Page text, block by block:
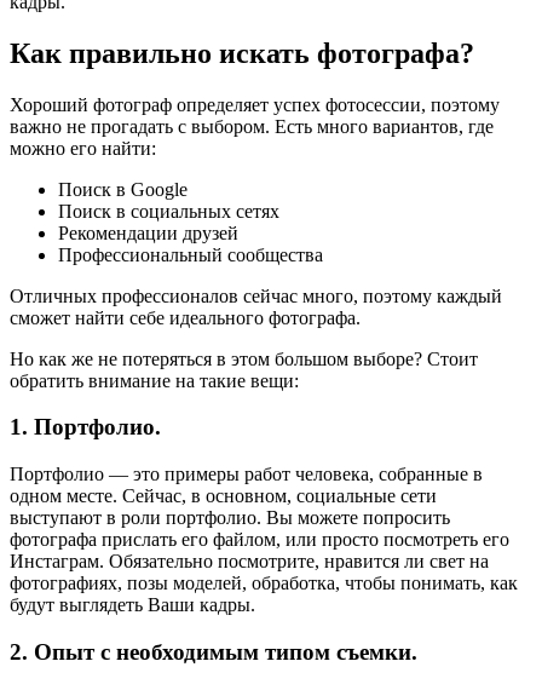
Как правильно искать фотографа?
Хороший фотограф определяет успех фотосессии, поэтому
важно не прогадать с выбором. Есть много вариантов, где
можно его найти:
Поиск в Google
Поиск в социальных сетях
Рекомендации друзей
Профессиональный сообщества
Отличных профессионалов сейчас много, поэтому каждый
сможет найти себе идеального фотографа.
Но как же не потеряться в этом большом выборе? Стоит
обратить внимание на такие вещи:
1. Портфолио.
Портфолио — это примеры работ человека, собранные в
одном месте. Сейчас, в основном, социальные сети
выступают в роли портфолио. Вы можете попросить
фотографа прислать его файлом, или просто посмотреть его
Инстаграм. Обязательно посмотрите, нравится ли свет на
фотографиях, позы моделей, обработка, чтобы понимать, как
будут выглядеть Ваши кадры.
2. Опыт с необходимым типом съемки.